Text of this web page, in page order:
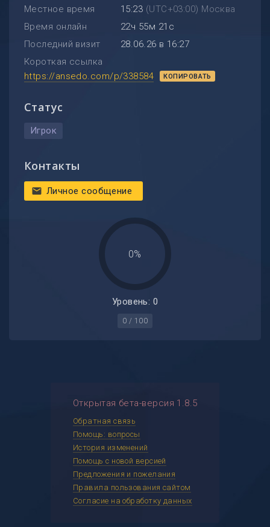
Местное время
15:23 (UTC+03:00) Москва
Время онлайн
22ч 55м 21с
Последний визит
28.06.26 в 16:27
Короткая ссылка
https://ansedo.com/p/338584
КОПИРОВАТЬ
Статус
Игрок
Контакты
mail Личное сообщение
0%
Уровень: 0
0 / 100
Открытая бета-версия 1.8.5
Обратная связь
Помощь: вопросы
История изменений
Помощь с новой версией
Предложения и пожелания
Правила пользования сайтом
Согласие на обработку данных